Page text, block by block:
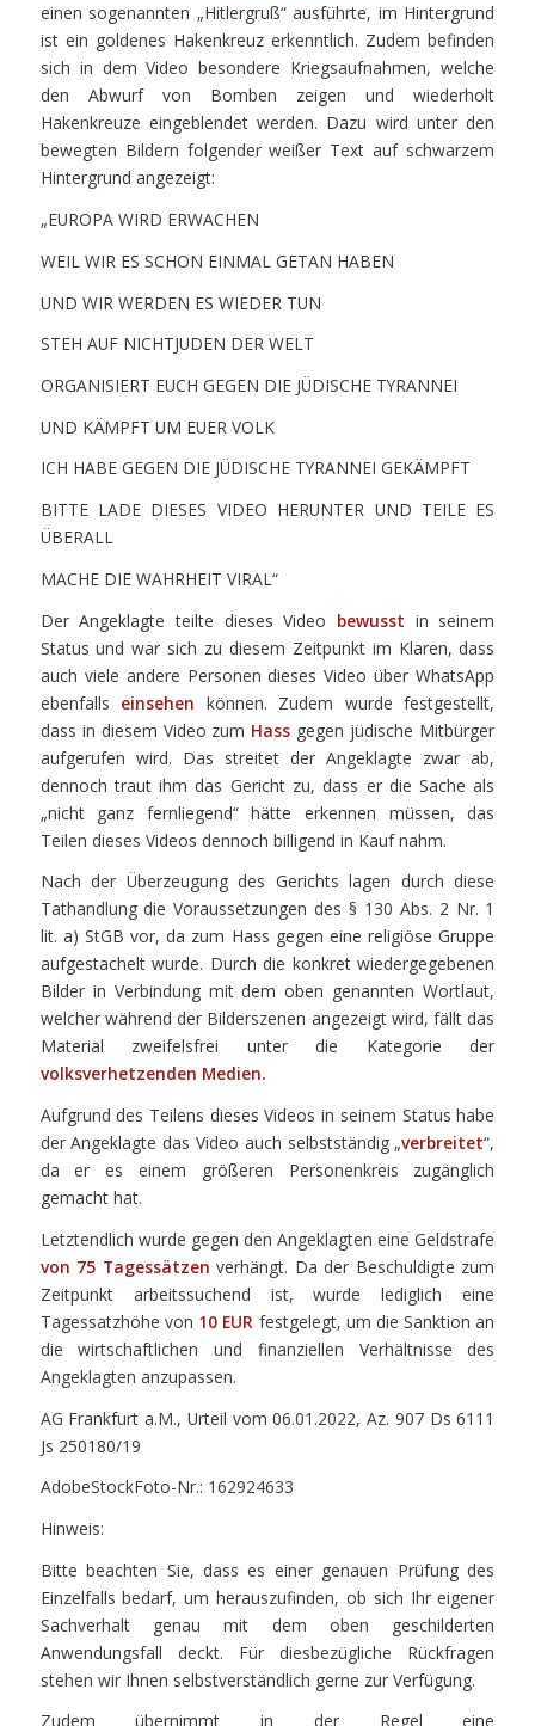
einen sogenannten „Hitlergruß“ ausführte, im Hintergrund
ist ein goldenes Hakenkreuz erkenntlich. Zudem befinden
sich in dem Video besondere Kriegsaufnahmen, welche
den Abwurf von Bomben zeigen und wiederholt
Hakenkreuze eingeblendet werden. Dazu wird unter den
bewegten Bildern folgender weißer Text auf schwarzem
Hintergrund angezeigt:
„EUROPA WIRD ERWACHEN
WEIL WIR ES SCHON EINMAL GETAN HABEN
UND WIR WERDEN ES WIEDER TUN
STEH AUF NICHTJUDEN DER WELT
ORGANISIERT EUCH GEGEN DIE JÜDISCHE TYRANNEI
UND KÄMPFT UM EUER VOLK
ICH HABE GEGEN DIE JÜDISCHE TYRANNEI GEKÄMPFT
BITTE LADE DIESES VIDEO HERUNTER UND TEILE ES
ÜBERALL
MACHE DIE WAHRHEIT VIRAL“
Der Angeklagte teilte dieses Video bewusst in seinem
Status und war sich zu diesem Zeitpunkt im Klaren, dass
auch viele andere Personen dieses Video über WhatsApp
ebenfalls einsehen können. Zudem wurde festgestellt,
dass in diesem Video zum Hass gegen jüdische Mitbürger
aufgerufen wird. Das streitet der Angeklagte zwar ab,
dennoch traut ihm das Gericht zu, dass er die Sache als
„nicht ganz fernliegend“ hätte erkennen müssen, das
Teilen dieses Videos dennoch billigend in Kauf nahm.
Nach der Überzeugung des Gerichts lagen durch diese
Tathandlung die Voraussetzungen des § 130 Abs. 2 Nr. 1
lit. a) StGB vor, da zum Hass gegen eine religiöse Gruppe
aufgestachelt wurde. Durch die konkret wiedergegebenen
Bilder in Verbindung mit dem oben genannten Wortlaut,
welcher während der Bilderszenen angezeigt wird, fällt das
Material zweifelsfrei unter die Kategorie der
volksverhetzenden Medien.
Aufgrund des Teilens dieses Videos in seinem Status habe
der Angeklagte das Video auch selbstständig „verbreitet“,
da er es einem größeren Personenkreis zugänglich
gemacht hat.
Letztendlich wurde gegen den Angeklagten eine Geldstrafe
von 75 Tagessätzen verhängt. Da der Beschuldigte zum
Zeitpunkt arbeitssuchend ist, wurde lediglich eine
Tagessatzhöhe von 10 EUR festgelegt, um die Sanktion an
die wirtschaftlichen und finanziellen Verhältnisse des
Angeklagten anzupassen.
AG Frankfurt a.M., Urteil vom 06.01.2022, Az. 907 Ds 6111
Js 250180/19
AdobeStockFoto-Nr.: 162924633
Hinweis:
Bitte beachten Sie, dass es einer genauen Prüfung des
Einzelfalls bedarf, um herauszufinden, ob sich Ihr eigener
Sachverhalt genau mit dem oben geschilderten
Anwendungsfall deckt. Für diesbezügliche Rückfragen
stehen wir Ihnen selbstverständlich gerne zur Verfügung.
Zudem übernimmt in der Regel eine